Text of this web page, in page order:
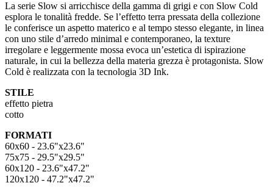
La serie Slow si arricchisce della gamma di grigi e con Slow Cold
esplora le tonalità fredde. Se l’effetto terra pressata della collezione
le conferisce un aspetto materico e al tempo stesso elegante, in linea
con uno stile d’arredo minimal e contemporaneo, la texture
irregolare e leggermente mossa evoca un’estetica di ispirazione
naturale, in cui la bellezza della materia grezza è protagonista. Slow
Cold è realizzata con la tecnologia 3D Ink.
STILE
effetto pietra
cotto
FORMATI
60x60 - 23.6"x23.6"
75x75 - 29.5"x29.5"
60x120 - 23.6"x47.2"
120x120 - 47.2"x47.2"